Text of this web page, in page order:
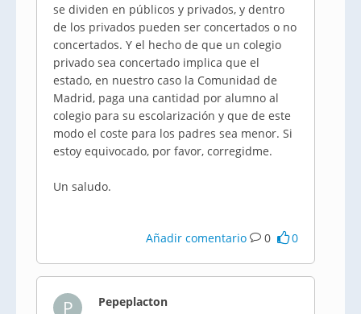
se dividen en públicos y privados, y dentro
de los privados pueden ser concertados o no
concertados. Y el hecho de que un colegio
privado sea concertado implica que el
estado, en nuestro caso la Comunidad de
Madrid, paga una cantidad por alumno al
colegio para su escolarización y que de este
modo el coste para los padres sea menor. Si
estoy equivocado, por favor, corregidme.
Un saludo.
Añadir comentario 0 0
P
Pepeplacton